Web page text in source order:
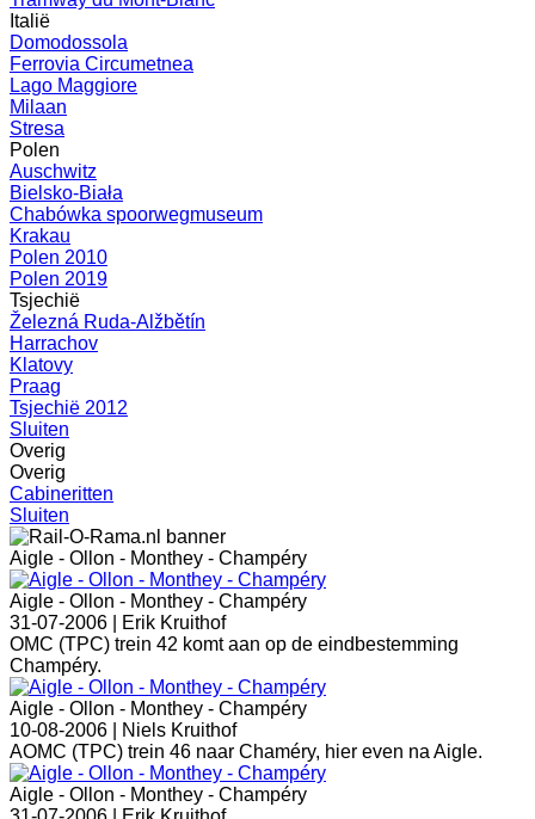
Italië
Domodossola
Ferrovia Circumetnea
Lago Maggiore
Milaan
Stresa
Polen
Auschwitz
Bielsko-Biała
Chabówka spoorwegmuseum
Krakau
Polen 2010
Polen 2019
Tsjechië
Železná Ruda-Alžbětín
Harrachov
Klatovy
Praag
Tsjechië 2012
Sluiten
Overig
Overig
Cabineritten
Sluiten
Aigle - Ollon - Monthey - Champéry
Aigle - Ollon - Monthey - Champéry
31-07-2006 |
Erik Kruithof
OMC (TPC) trein 42 komt aan op de eindbestemming
Champéry.
Aigle - Ollon - Monthey - Champéry
10-08-2006 |
Niels Kruithof
AOMC (TPC) trein 46 naar Chaméry, hier even na Aigle.
Aigle - Ollon - Monthey - Champéry